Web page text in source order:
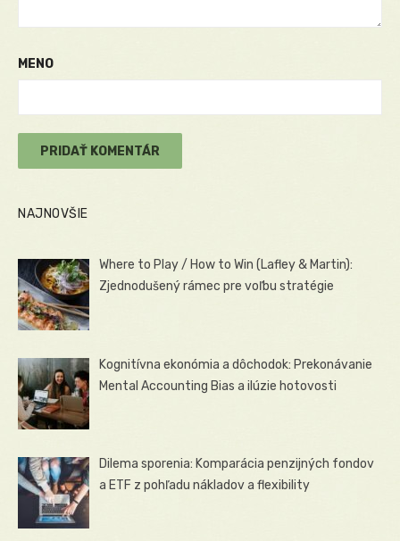
MENO
NAJNOVŠIE
Where to Play / How to Win (Lafley & Martin):
Zjednodušený rámec pre voľbu stratégie
Kognitívna ekonómia a dôchodok: Prekonávanie
Mental Accounting Bias a ilúzie hotovosti
Dilema sporenia: Komparácia penzijných fondov
a ETF z pohľadu nákladov a flexibility